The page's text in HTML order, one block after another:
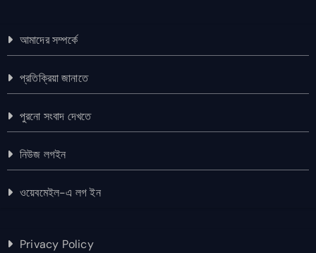
আমাদের সম্পর্কে
প্রতিক্রিয়া জানাতে
পুরনো সংবাদ দেখতে
নিউজ লগইন
ওয়েবমেইল-এ লগ ইন
Privacy Policy